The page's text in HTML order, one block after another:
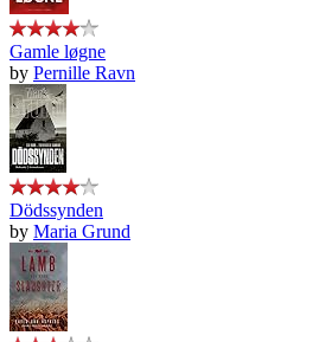
Gamle løgne
by Pernille Ravn
Dödssynden
by Maria Grund